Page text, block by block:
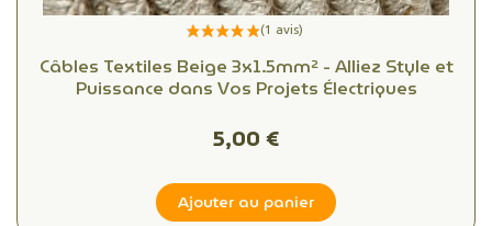
Câbles Textiles Beige 3x1.5mm² - Alliez Style et
Puissance dans Vos Projets Électriques
5,00 €
Ajouter au panier